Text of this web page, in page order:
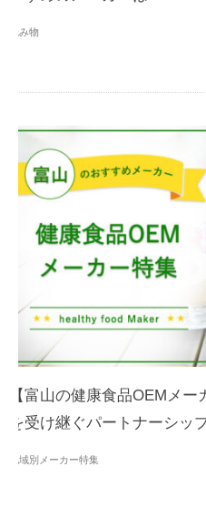
読み物
【富山の健康食品OEMメ
を受け継ぐパートナーシッ
地域別メーカー特集